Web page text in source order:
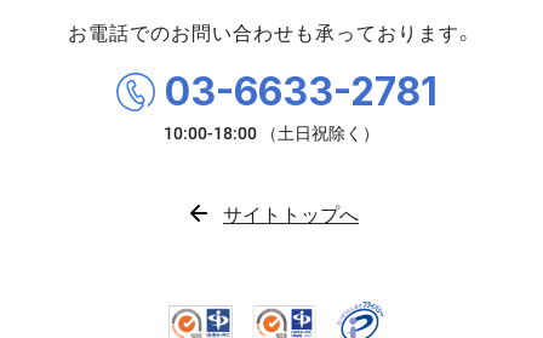
お電話でのお問い合わせも承っております。
03-6633-2781
サイトトップへ